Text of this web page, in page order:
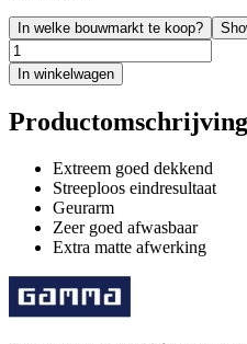
In welke bouwmarkt te koop?
In winkelwagen
Productomschrijving
Extreem goed dekkend
Streeploos eindresultaat
Geurarm
Zeer goed afwasbaar
Extra matte afwerking